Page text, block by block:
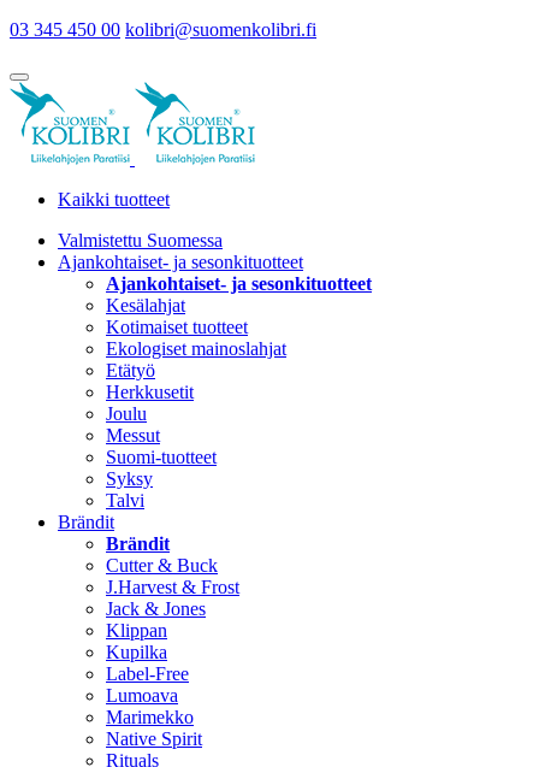
03 345 450 00 kolibri@suomenkolibri.fi
Kaikki tuotteet
Valmistettu Suomessa
Ajankohtaiset- ja sesonkituotteet
Ajankohtaiset- ja sesonkituotteet
Kesälahjat
Kotimaiset tuotteet
Ekologiset mainoslahjat
Etätyö
Herkkusetit
Joulu
Messut
Suomi-tuotteet
Syksy
Talvi
Brändit
Brändit
Cutter & Buck
J.Harvest & Frost
Jack & Jones
Klippan
Kupilka
Label-Free
Lumoava
Marimekko
Native Spirit
Rituals